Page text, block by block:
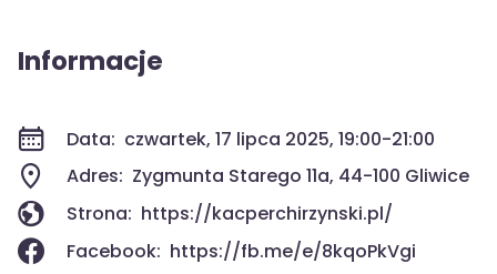
Informacje
Data: czwartek, 17 lipca 2025, 19:00-21:00
Adres: Zygmunta Starego 11a, 44-100 Gliwice
Strona: https://kacperchirzynski.pl/
Facebook: https://fb.me/e/8kqoPkVgi